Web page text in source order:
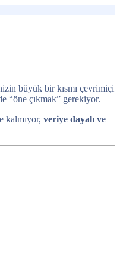
büyük bir kısmı çevrimiçi
“öne çıkmak” gerekiyor.
kalmıyor, veriye dayalı ve